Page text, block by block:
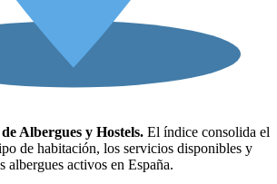
Albergues y Hostels. El índice consolida el
de habitación, los servicios disponibles y
albergues activos en España.